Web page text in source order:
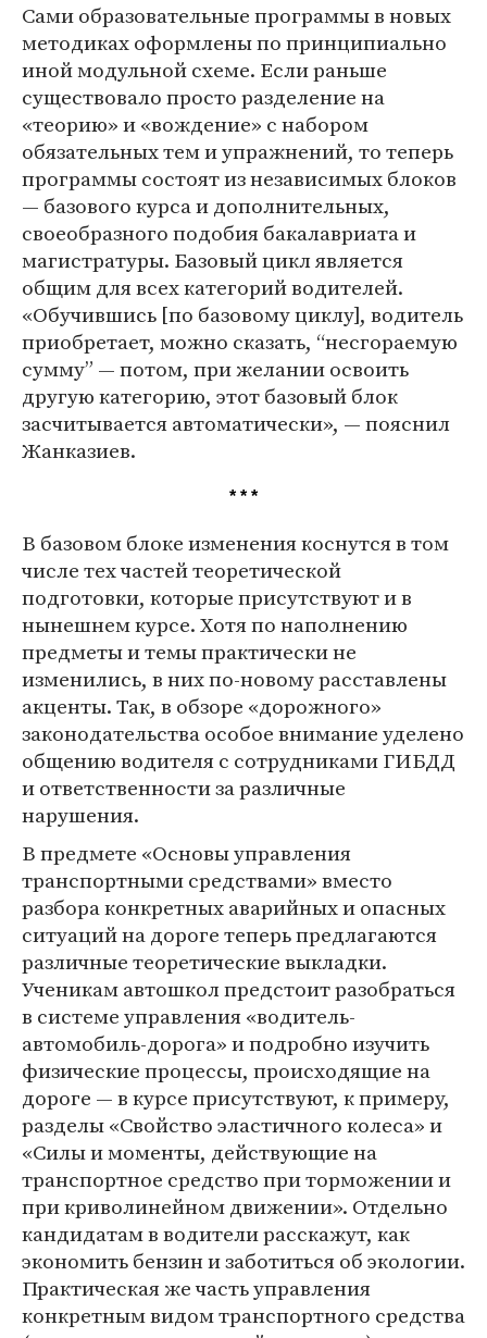
Сами образовательные программы в новых
методиках оформлены по принципиально
иной модульной схеме. Если раньше
существовало просто разделение на
«теорию» и «вождение» с набором
обязательных тем и упражнений, то теперь
программы состоят из независимых блоков
— базового курса и дополнительных,
своеобразного подобия бакалавриата и
магистратуры. Базовый цикл является
общим для всех категорий водителей.
«Обучившись [по базовому циклу], водитель
приобретает, можно сказать, “несгораемую
сумму” — потом, при желании освоить
другую категорию, этот базовый блок
засчитывается автоматически», — пояснил
Жанказиев.
* * *
В базовом блоке изменения коснутся в том
числе тех частей теоретической
подготовки, которые присутствуют и в
нынешнем курсе. Хотя по наполнению
предметы и темы практически не
изменились, в них по-новому расставлены
акценты. Так, в обзоре «дорожного»
законодательства особое внимание уделено
общению водителя с сотрудниками ГИБДД
и ответственности за различные
нарушения.
В предмете «Основы управления
транспортными средствами» вместо
разбора конкретных аварийных и опасных
ситуаций на дороге теперь предлагаются
различные теоретические выкладки.
Ученикам автошкол предстоит разобраться
в системе управления «водитель-
автомобиль-дорога» и подробно изучить
физические процессы, происходящие на
дороге — в курсе присутствуют, к примеру,
разделы «Свойство эластичного колеса» и
«Силы и моменты, действующие на
транспортное средство при торможении и
при криволинейном движении». Отдельно
кандидатам в водители расскажут, как
экономить бензин и заботиться об экологии.
Практическая же часть управления
конкретным видом транспортного средства